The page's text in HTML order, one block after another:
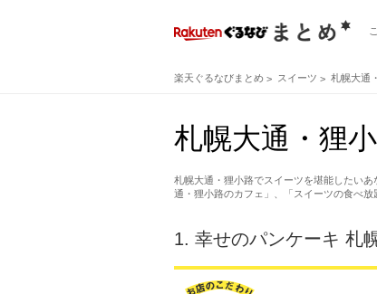
楽天ぐるなびまとめ スイーツ 札幌大通
札幌大通・狸
札幌大通・狸小路でスイーツを堪能したい
通・狸小路のカフェ」、「スイーツの食べ
1. 幸せのパンケーキ 札